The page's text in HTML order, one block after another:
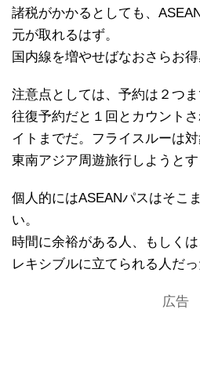
諸税がかかるとしても、
元が取れるはず。
国内線を増やせばなおさらお得
注意点としては、予約は２つま
往復予約だと１回とカウント
イトまでだ。フライスルーは対
東南アジア周遊旅行しようとす
個人的にはASEANパスはそこ
い。
時間に余裕がある人、もしく
レキシブルに立てられる人だっ
広告